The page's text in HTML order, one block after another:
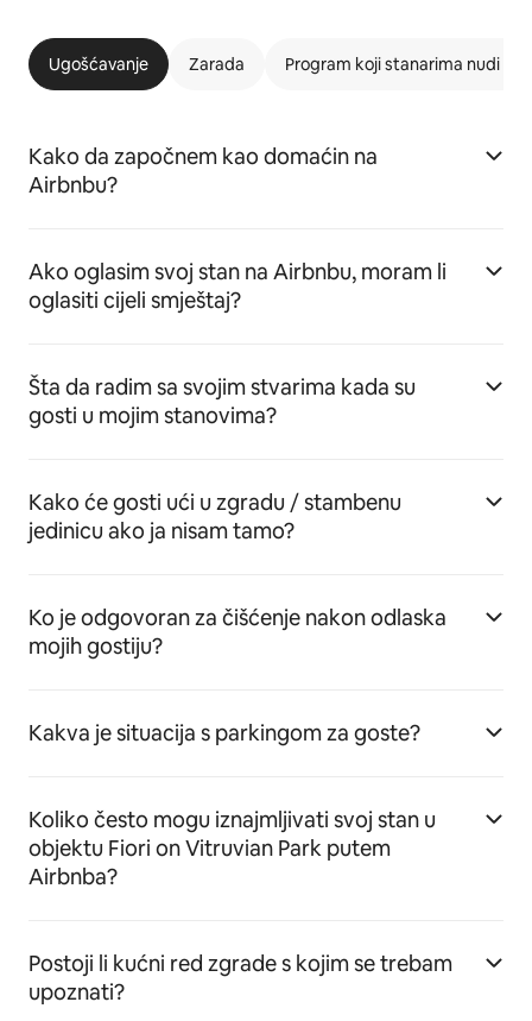
Ugošćavanje Zarada Program koji stanarima nudi
Kako da započnem kao domaćin na
Airbnbu?
Ako oglasim svoj stan na Airbnbu, moram li
oglasiti cijeli smještaj?
Šta da radim sa svojim stvarima kada su
gosti u mojim stanovima?
Kako će gosti ući u zgradu / stambenu
jedinicu ako ja nisam tamo?
Ko je odgovoran za čišćenje nakon odlaska
mojih gostiju?
Kakva je situacija s parkingom za goste?
Koliko često mogu iznajmljivati svoj stan u
objektu Fiori on Vitruvian Park putem
Airbnba?
Postoji li kućni red zgrade s kojim se trebam
upoznati?